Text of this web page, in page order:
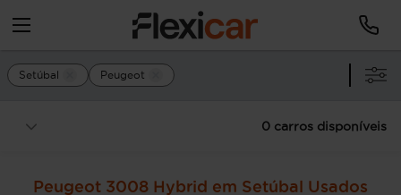
Setúbal Peugeot
0 carros disponíveis
Peugeot 3008 Hybrid em Setúbal Usados